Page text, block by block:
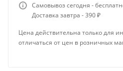
Самовывоз сегодня -
Доставка завтра - 390 ₽
Цена действительна только для
отличаться от цен в розничных